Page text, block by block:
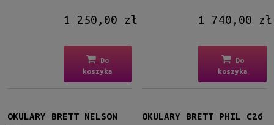
1 250,00 zł
Do
koszyka
1 740,00 zł
Do
koszyka
OKULARY BRETT NELSON
OKULARY BRETT PHIL C26